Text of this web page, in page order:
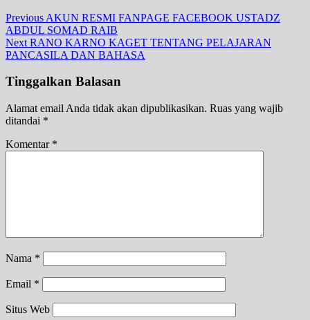
Previous AKUN RESMI FANPAGE FACEBOOK USTADZ
ABDUL SOMAD RAIB
Next RANO KARNO KAGET TENTANG PELAJARAN
PANCASILA DAN BAHASA
Tinggalkan Balasan
Alamat email Anda tidak akan dipublikasikan. Ruas yang wajib
ditandai *
Komentar *
Nama *
Email *
Situs Web